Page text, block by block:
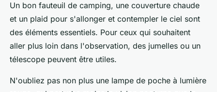
Un bon fauteuil de camping, une couverture chaude
et un plaid pour s'allonger et contempler le ciel sont
des éléments essentiels. Pour ceux qui souhaitent
aller plus loin dans l'observation, des jumelles ou un
télescope peuvent être utiles.
N'oubliez pas non plus une lampe de poche à lumière